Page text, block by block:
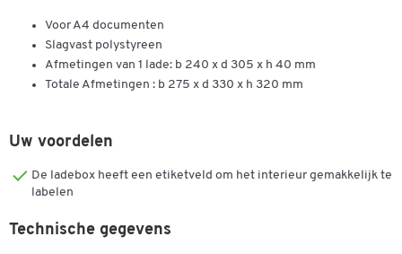
Voor A4 documenten
Slagvast polystyreen
Afmetingen van 1 lade: b 240 x d 305 x h 40 mm
Totale Afmetingen : b 275 x d 330 x h 320 mm
Uw voordelen
De ladebox heeft een etiketveld om het interieur gemakkelijk te
labelen
Technische gegevens